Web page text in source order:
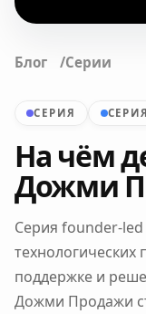
Блог Серии
СЕРИЯ
На чём
Дожми
Серия founder-
технологических
поддержке и
Дожми Продажи